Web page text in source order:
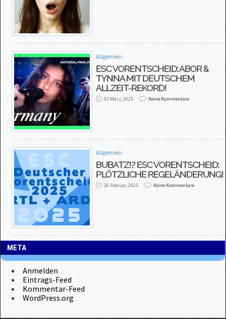
Allgemein
ESC VORENTSCHEID: ABOR &
TYNNA MIT DEUTSCHEM
ALLZEIT-REKORD!
02 März, 2025 Keine Kommentare
Allgemein
BUBATZ!? ESC VORENTSCHEID:
PLÖTZLICHE REGELÄNDERUNG!
26 Februar, 2025 Keine Kommentare
META
Anmelden
Eintrags-Feed
Kommentar-Feed
WordPress.org